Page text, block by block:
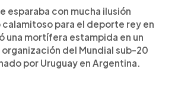
esparaba con mucha ilusión
calamitoso para el deporte rey en
una mortífera estampida en un
del Mundial sub-20
por Uruguay en Argentina.